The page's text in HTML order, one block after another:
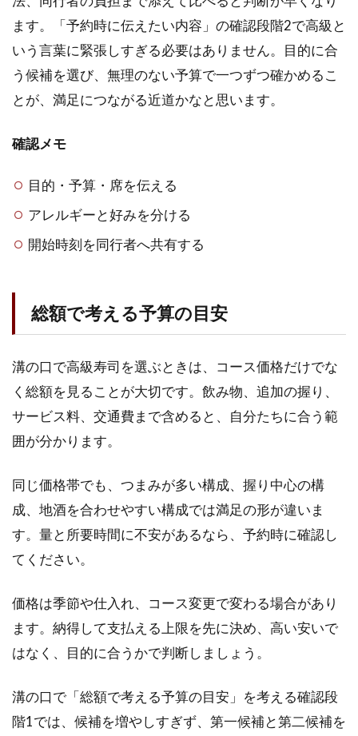
ます。「予約時に伝えたい内容」の確認段階2で高級と
いう言葉に緊張しすぎる必要はありません。目的に合
う候補を選び、無理のない予算で一つずつ確かめるこ
とが、満足につながる近道かなと思います。
確認メモ
目的・予算・席を伝える
アレルギーと好みを分ける
開始時刻を同行者へ共有する
総額で考える予算の目安
溝の口で高級寿司を選ぶときは、コース価格だけでな
く総額を見ることが大切です。飲み物、追加の握り、
サービス料、交通費まで含めると、自分たちに合う範
囲が分かります。
同じ価格帯でも、つまみが多い構成、握り中心の構
成、地酒を合わせやすい構成では満足の形が違いま
す。量と所要時間に不安があるなら、予約時に確認し
てください。
価格は季節や仕入れ、コース変更で変わる場合があり
ます。納得して支払える上限を先に決め、高い安いで
はなく、目的に合うかで判断しましょう。
溝の口で「総額で考える予算の目安」を考える確認段
階1では、候補を増やしすぎず、第一候補と第二候補を